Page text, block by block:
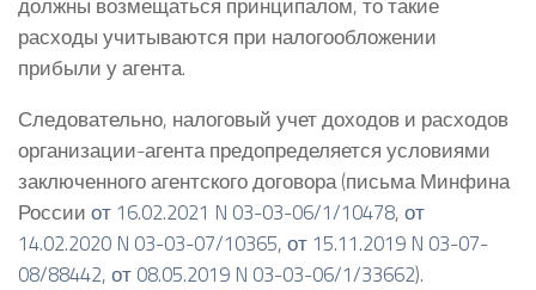
расходы учитываются при налогообложении
прибыли у агента.
Следовательно, налоговый учет доходов и расходов
организации-агента предопределяется условиями
заключенного агентского договора (письма Минфина
России от 16.02.2021 N 03-03-06/1/10478, от
14.02.2020 N 03-03-07/10365, от 15.11.2019 N 03-07-
08/88442, от 08.05.2019 N 03-03-06/1/33662).